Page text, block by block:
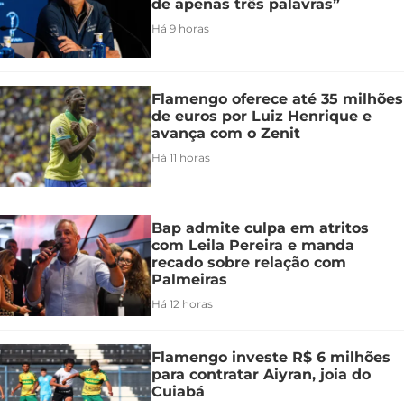
de apenas três palavras”
Há 9 horas
Flamengo oferece até 35 milhões
de euros por Luiz Henrique e
avança com o Zenit
Há 11 horas
Bap admite culpa em atritos
com Leila Pereira e manda
recado sobre relação com
Palmeiras
Há 12 horas
Flamengo investe R$ 6 milhões
para contratar Aiyran, joia do
Cuiabá